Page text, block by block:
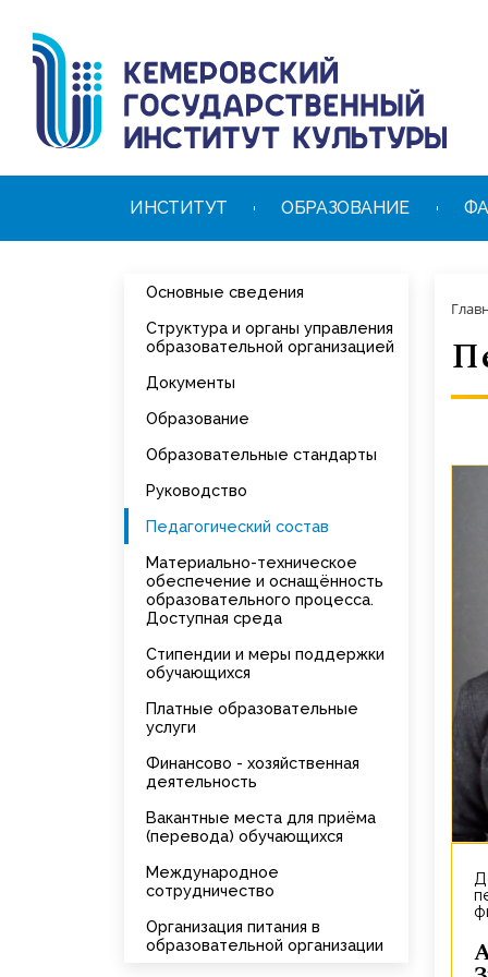
ИНСТИТУТ ОБРАЗОВАНИЕ
Основные сведения
Структура и органы управления
образовательной организацией
Документы
Образование
Образовательные стандарты
Руководство
Педагогический состав
Материально-техническое
обеспечение и оснащённость
образовательного процесса.
Доступная среда
Стипендии и меры поддержки
обучающихся
Платные образовательные
услуги
Финансово - хозяйственная
деятельность
Вакантные места для приёма
(перевода) обучающихся
Международное
сотрудничество
Организация питания в
образовательной организации
Доцент кафедры